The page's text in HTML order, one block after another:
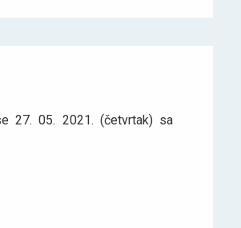
27. 05. 2021. (četvrtak) sa